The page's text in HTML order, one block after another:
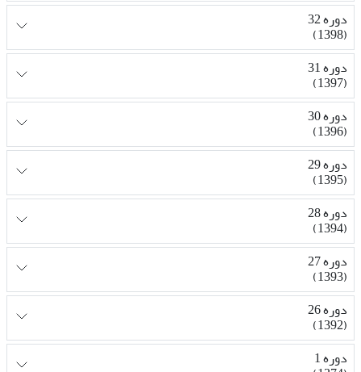
دوره 32
(1398)
دوره 31
(1397)
دوره 30
(1396)
دوره 29
(1395)
دوره 28
(1394)
دوره 27
(1393)
دوره 26
(1392)
دوره 1